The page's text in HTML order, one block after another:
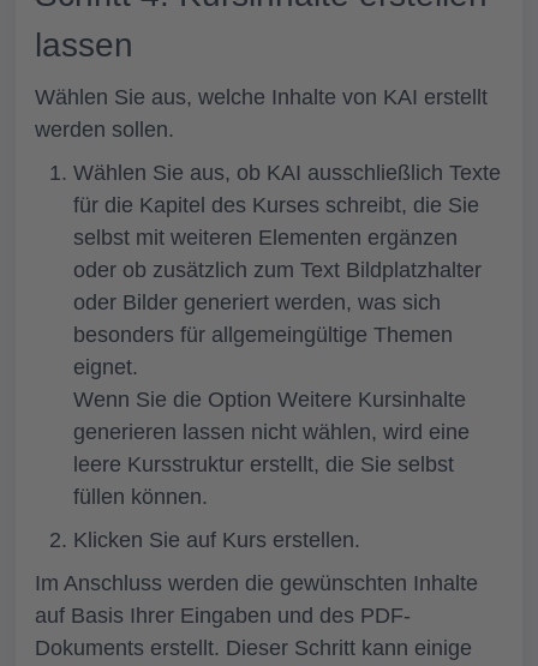
lassen
Wählen Sie aus, welche Inhalte von KAI erstellt
werden sollen.
Wählen Sie aus, ob KAI ausschließlich Texte
für die Kapitel des Kurses schreibt, die Sie
selbst mit weiteren Elementen ergänzen
oder ob zusätzlich zum Text Bildplatzhalter
oder Bilder generiert werden, was sich
besonders für allgemeingültige Themen
eignet.
Wenn Sie die Option Weitere Kursinhalte
generieren lassen nicht wählen, wird eine
leere Kursstruktur erstellt, die Sie selbst
füllen können.
Klicken Sie auf Kurs erstellen.
Im Anschluss werden die gewünschten Inhalte
auf Basis Ihrer Eingaben und des PDF-
Dokuments erstellt. Dieser Schritt kann einige